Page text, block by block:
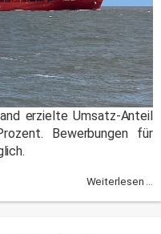
erzielte Umsatz-Anteil
Bewerbungen für
Weiterlesen ...